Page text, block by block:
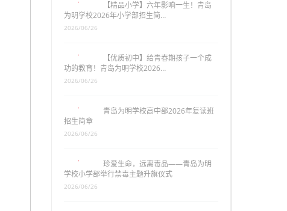
【精品小学】六年影响一生！青岛
为明学校2026年小学部招生简…
2026/06/26
【优质初中】给青春期孩子一个成
功的教育！青岛为明学校2026…
2026/06/26
青岛为明学校高中部2026年复读班
招生简章
2026/06/26
珍爱生命，远离毒品——青岛为明
学校小学部举行禁毒主题升旗仪式
2026/06/26